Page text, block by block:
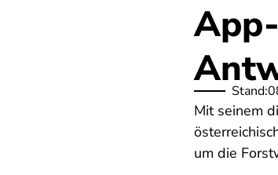
Stand:
Mit seinem
um die